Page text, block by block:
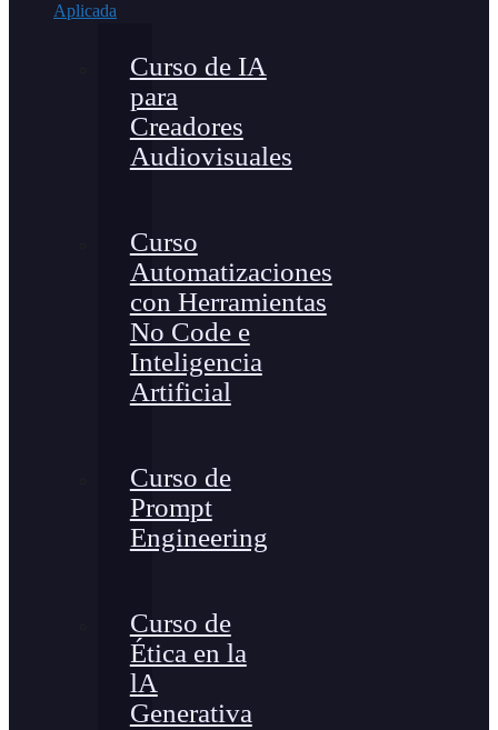
Aplicada
Curso de IA
para
Creadores
Audiovisuales
Curso
Automatizaciones
con Herramientas
No Code e
Inteligencia
Artificial
Curso de
Prompt
Engineering
Curso de
Ética en la
lA
Generativa